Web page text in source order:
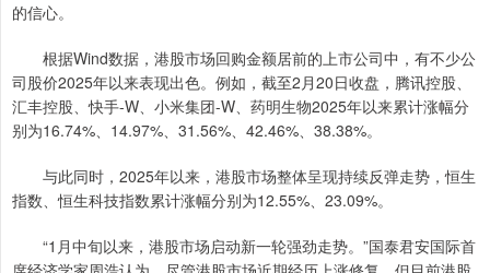
的信心。
根据Wind数据，港股市场回购金额居前的上市公司中，有不少公
司股价2025年以来表现出色。例如，截至2月20日收盘，腾讯控股、
汇丰控股、快手-W、小米集团-W、药明生物2025年以来累计涨幅分
别为16.74%、14.97%、31.56%、42.46%、38.38%。
与此同时，2025年以来，港股市场整体呈现持续反弹走势，恒生
指数、恒生科技指数累计涨幅分别为12.55%、23.09%。
“1月中旬以来，港股市场启动新一轮强劲走势。”国泰君安国际首